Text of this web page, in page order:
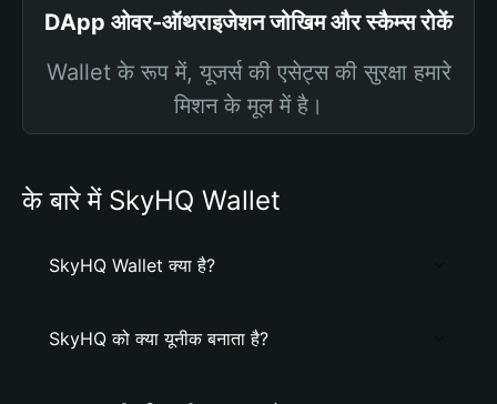
DApp ओवर-ऑथराइजेशन जोखिम और स्कैम्स रोकें
Wallet के रूप में, यूजर्स की एसेट्स की सुरक्षा हमारे
मिशन के मूल में है।
के बारे में SkyHQ Wallet
SkyHQ Wallet क्या है?
SkyHQ को क्या यूनीक बनाता है?